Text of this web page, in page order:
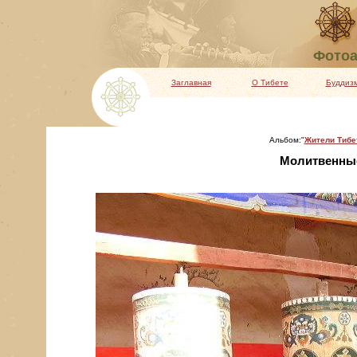
Заглавная О Тибете
Альбом:"Жители